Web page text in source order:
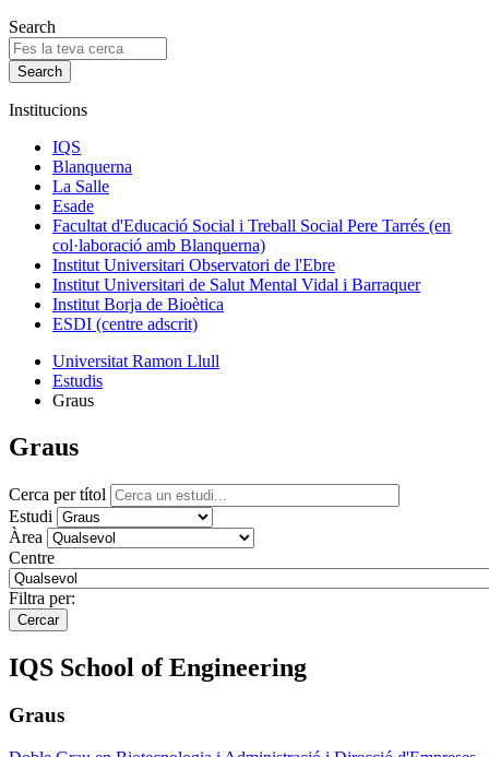
Search
Institucions
IQS
Blanquerna
La Salle
Esade
Facultat d'Educació Social i Treball Social Pere Tarrés (en
col·laboració amb Blanquerna)
Institut Universitari Observatori de l'Ebre
Institut Universitari de Salut Mental Vidal i Barraquer
Institut Borja de Bioètica
ESDI (centre adscrit)
Universitat Ramon Llull
Estudis
Graus
Graus
Cerca per títol
Estudi
Àrea
Centre
Filtra per:
IQS School of Engineering
Graus